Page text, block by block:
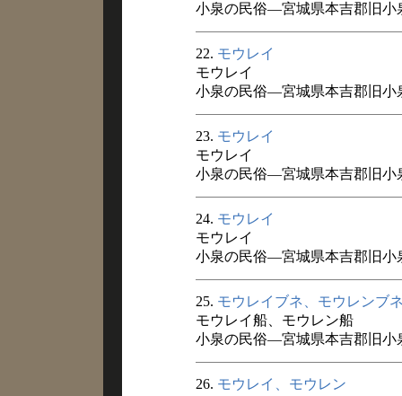
小泉の民俗―宮城県本吉郡旧小
22. モウレイ
モウレイ
小泉の民俗―宮城県本吉郡旧小
23. モウレイ
モウレイ
小泉の民俗―宮城県本吉郡旧小
24. モウレイ
モウレイ
小泉の民俗―宮城県本吉郡旧小
25. モウレイブネ、モウレンブ
モウレイ船、モウレン船
小泉の民俗―宮城県本吉郡旧小
26. モウレイ、モウレン